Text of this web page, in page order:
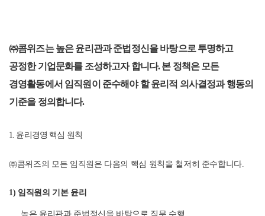
㈜콤위즈는 높은 윤리관과 준법정신을 바탕으로 투명하고
공정한 기업문화를 조성하고자 합니다. 본 정책은 모든
경영활동에서 임직원이 준수해야 할 윤리적 의사결정과 행동의
기준을 정의합니다.
1. 윤리경영 핵심 원칙
㈜콤위즈의 모든 임직원은 다음의 핵심 원칙을 철저히 준수합니다.
1) 임직원의 기본 윤리
높은 윤리관과 준법정신을 바탕으로 직무 수행